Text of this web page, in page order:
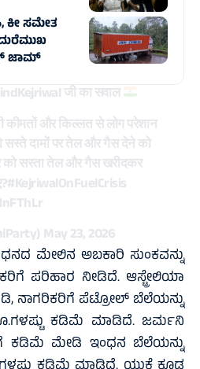
ಕೀ ಸಮೇತ
ಜಾಮ್
जी का सवाल
और किल्लत से लोग परेशान
सस्ते दामों पर तेल और गैस देने को
को सस्ता तेल और गैस खरीदकर
#KejriwalOnFuelCrisis
May 23, 2026
ಮೇಲಿನ ಅಬಕಾರಿ ಸುಂಕವನ್ನು
ಪರಿಹಾರ ನೀಡಿದೆ. ಆಸ್ಟ್ರೇಲಿಯಾ
ನಾಗರಿಕರಿಗೆ ಪೆಟ್ರೋಲ್ ಬೆಲೆಯನ್ನು
ಕಡಿಮೆ ಮಾಡಿದೆ. ಜರ್ಮನಿ
ಕಡಿಮೆ ಮೇಡಿ ಇಂಧನ ಬೆಲೆಯನ್ನು